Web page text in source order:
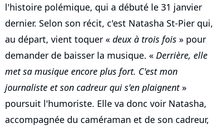
l'histoire polémique, qui a débuté le 31 janvier
dernier. Selon son récit, c'est Natasha St-Pier qui,
au départ, vient toquer « deux à trois fois » pour
demander de baisser la musique. « Derrière, elle
met sa musique encore plus fort. C'est mon
journaliste et son cadreur qui s'en plaignent»
poursuit l'humoriste. Elle va donc voir Natasha,
accompagnée du caméraman et de son cadreur,